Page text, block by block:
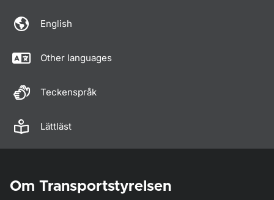
English
Other languages
Teckenspråk
Lättläst
Om Transportstyrelsen